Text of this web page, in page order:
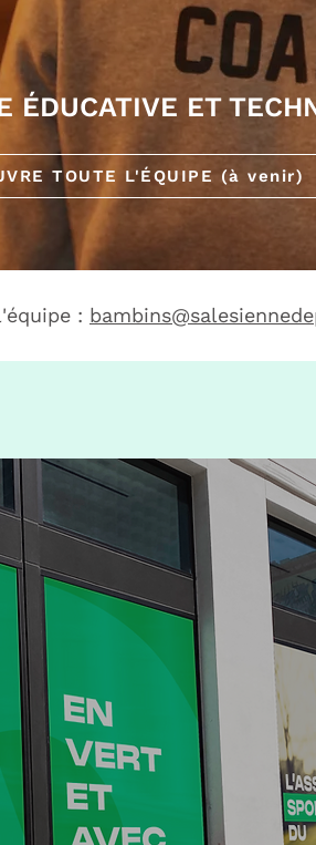
ÉDUCATIVE ET
TOUTE L'ÉQUIPE (à venir)
: